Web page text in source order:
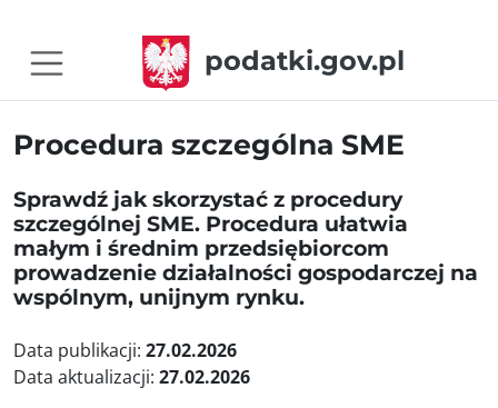
podatki.gov.pl
Procedura szczególna SME
Sprawdź jak skorzystać z procedury
szczególnej SME. Procedura ułatwia
małym i średnim przedsiębiorcom
prowadzenie działalności gospodarczej na
wspólnym, unijnym rynku.
Data publikacji: 27.02.2026
Data aktualizacji: 27.02.2026